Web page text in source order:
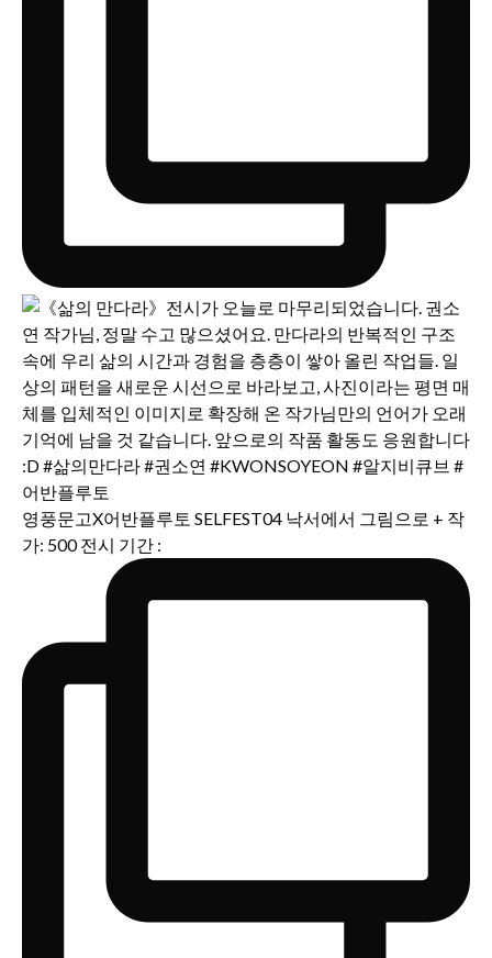
영풍문고X어반플루토 SELFEST04 낙서에서 그림으로 + 작
가: 500 전시 기간 :